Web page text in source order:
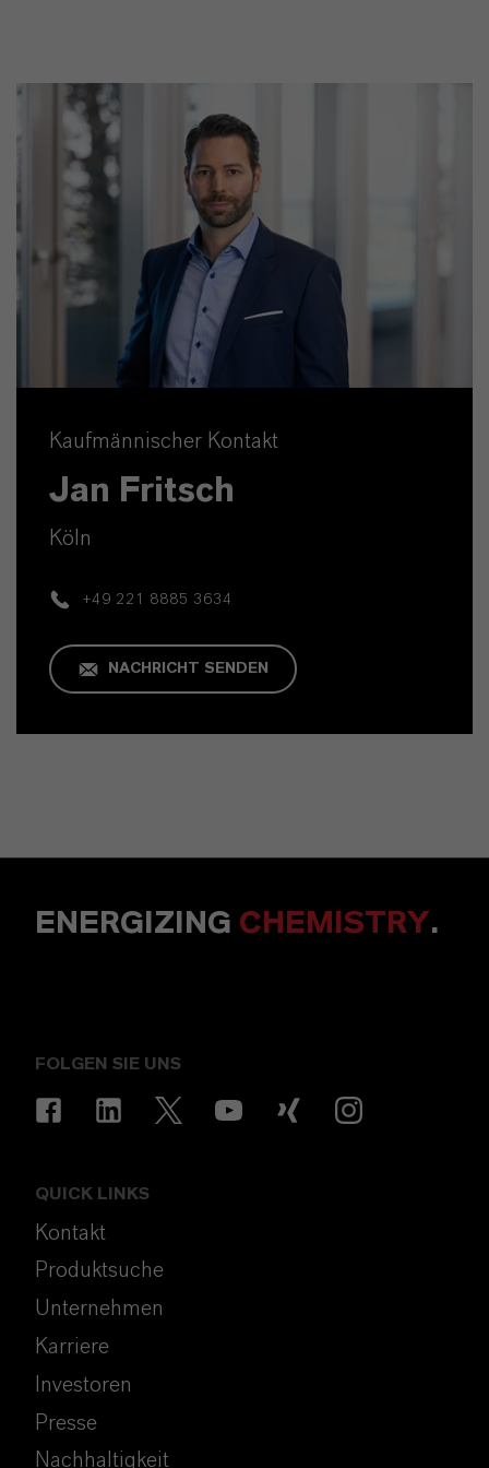
Kaufmännischer Kontakt
Jan Fritsch
Köln
+49 221 8885 3634
NACHRICHT SENDEN
ENERGIZING CHEMISTRY.
FOLGEN SIE UNS
QUICK LINKS
Kontakt
Produktsuche
Unternehmen
Karriere
Investoren
Presse
Nachhaltigkeit